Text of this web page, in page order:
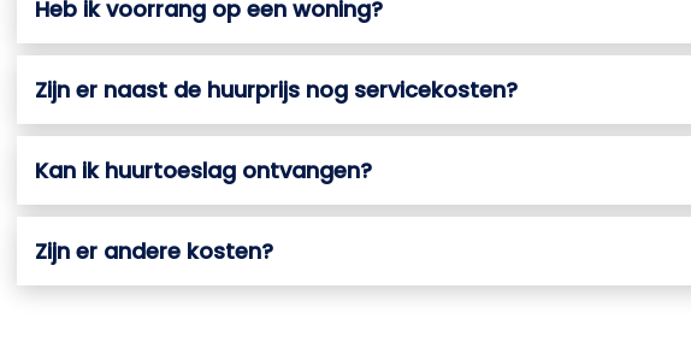
Heb ik voorrang op een woning?
Zijn er naast de huurprijs nog servicekosten?
Kan ik huurtoeslag ontvangen?
Zijn er andere kosten?